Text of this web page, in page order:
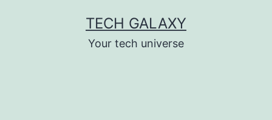
TECH GALAXY
Your tech universe